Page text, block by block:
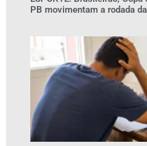
PB movimentam a rodada